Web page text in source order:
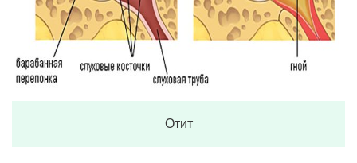
Отит